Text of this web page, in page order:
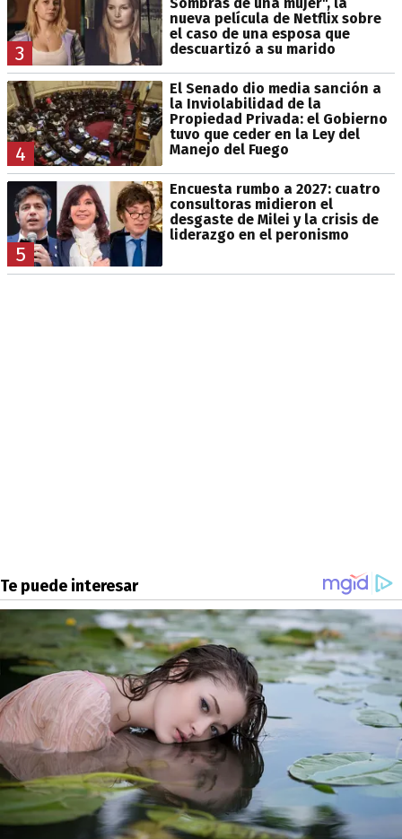
3
nueva película de Netflix sobre
el caso de una esposa que
descuartizó a su marido
4
El Senado dio media sanción a
la Inviolabilidad de la
Propiedad Privada: el Gobierno
tuvo que ceder en la Ley del
Manejo del Fuego
5
Encuesta rumbo a 2027: cuatro
consultoras midieron el
desgaste de Milei y la crisis de
liderazgo en el peronismo